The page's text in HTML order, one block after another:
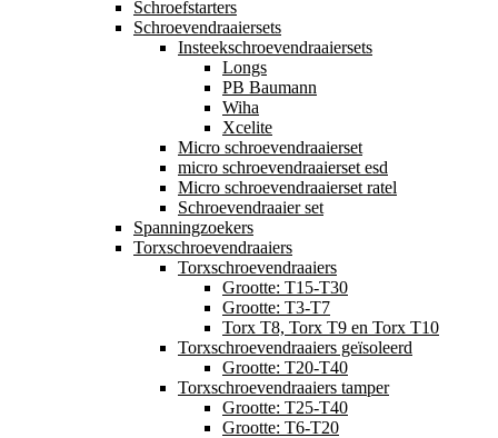
Schroefstarters
Schroevendraaiersets
Insteekschroevendraaiersets
Longs
PB Baumann
Wiha
Xcelite
Micro schroevendraaierset
micro schroevendraaierset esd
Micro schroevendraaierset ratel
Schroevendraaier set
Spanningzoekers
Torxschroevendraaiers
Torxschroevendraaiers
Grootte: T15-T30
Grootte: T3-T7
Torx T8, Torx T9 en Torx T10
Torxschroevendraaiers geïsoleerd
Grootte: T20-T40
Torxschroevendraaiers tamper
Grootte: T25-T40
Grootte: T6-T20